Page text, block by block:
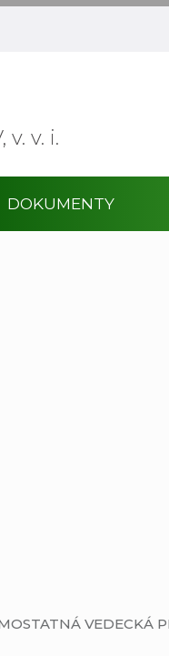
v. v. i.
DOKUMENTY
VEDECKÁ